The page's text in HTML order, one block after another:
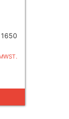
1650